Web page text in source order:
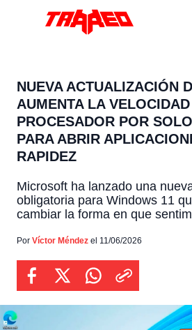
NUEVA ACTUALIZACIÓN
AUMENTA LA
PROCESADOR POR
PARA ABRIR
RAPIDEZ
Microsoft ha lanzado una
obligatoria para Windows 11
cambiar la forma en que
específicamente del paquete
25H2. Implementación la cual
ingenioso truco tecnológico,
Por Víctor Méndez el 11/06/2026